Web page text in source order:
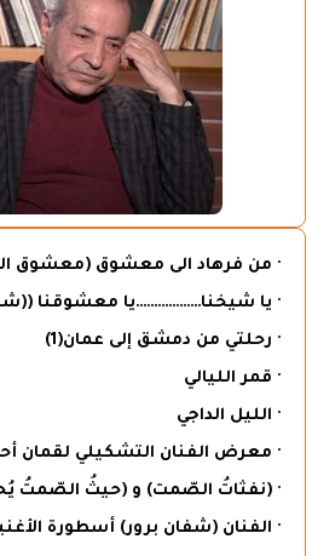
· من فرهاد الى معشوق (معشوق
· يا شيخنا………………يا معشوقنا
· رحلتي من دمشق إلى عمان(1)
· قمر الليالي
· الليل الداجي
· معرض الفنان التشكيلي لقمان
· (نفثاتُ الصّمت) و (حيثُ الصّمتُ
· الفنان (شفان برور) أسطورة